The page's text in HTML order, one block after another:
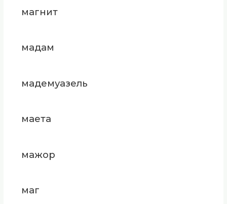
магнит
мадам
мадемуазель
маета
мажор
маг